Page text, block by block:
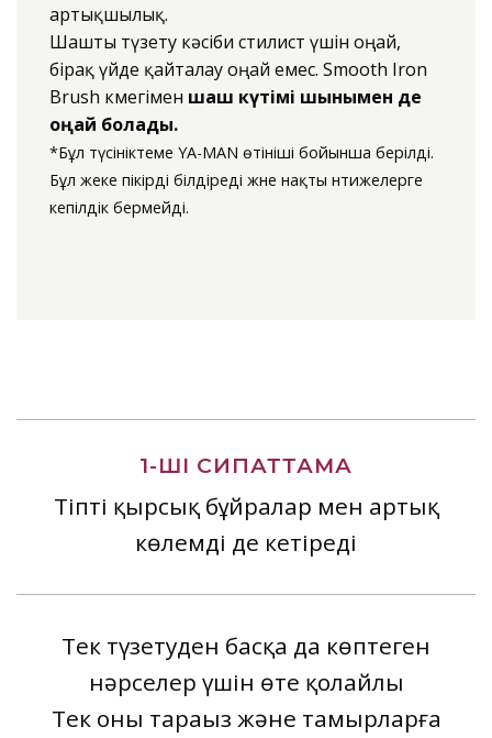
артықшылық.
Шашты түзету кәсіби стилист үшін оңай,
бірақ үйде қайталау оңай емес. Smooth Iron
Brush көмегімен шаш күтімі шынымен де
оңай болады.
*Бұл түсініктеме YA-MAN өтініші бойынша берілді.
Бұл жеке пікірді білдіреді және нақты нәтижелерге
кепілдік бермейді.
1-ШІ СИПАТТАМА
Тіпті қырсық бұйралар мен артық
көлемді де кетіреді
Тек түзетуден басқа да көптеген
нәрселер үшін өте қолайлы
Тек оны тараңыз және тамырларға